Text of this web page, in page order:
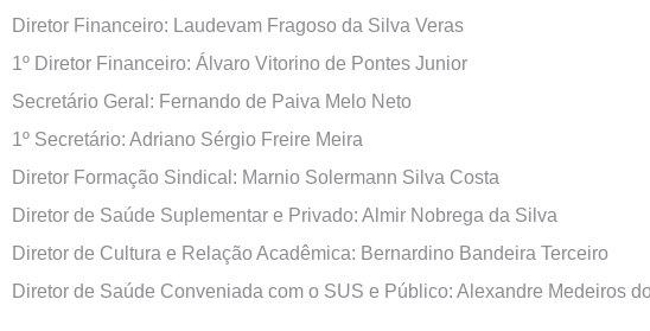
Diretor Financeiro: Laudevam Fragoso da Silva Veras
1º Diretor Financeiro: Álvaro Vitorino de Pontes Junior
Secretário Geral: Fernando de Paiva Melo Neto
1º Secretário: Adriano Sérgio Freire Meira
Diretor Formação Sindical: Marnio Solermann Silva Costa
Diretor de Saúde Suplementar e Privado: Almir Nobrega da Silva
Diretor de Cultura e Relação Acadêmica: Bernardino Bandeira Terceiro
Diretor de Saúde Conveniada com o SUS e Público: Alexandre Medeiros